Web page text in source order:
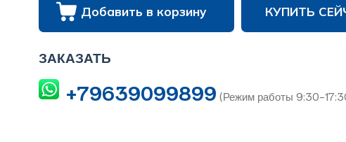
Добавить в корзину КУПИТЬ
ЗАКАЗАТЬ
+79639099899 (Режим работы 9:30-